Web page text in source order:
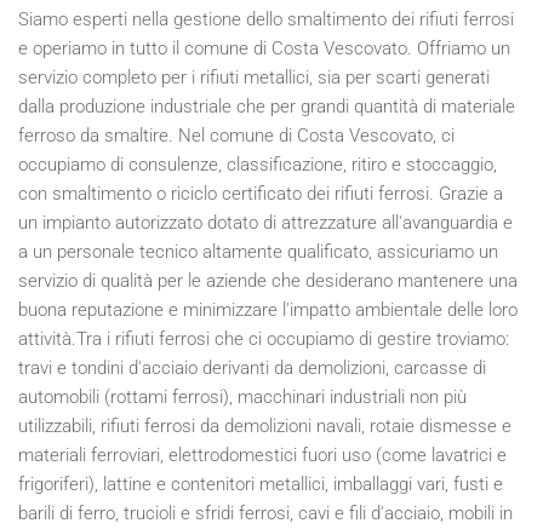
Siamo esperti nella gestione dello smaltimento dei rifiuti ferrosi
e operiamo in tutto il comune di Costa Vescovato. Offriamo un
servizio completo per i rifiuti metallici, sia per scarti generati
dalla produzione industriale che per grandi quantità di materiale
ferroso da smaltire. Nel comune di Costa Vescovato, ci
occupiamo di consulenze, classificazione, ritiro e stoccaggio,
con smaltimento o riciclo certificato dei rifiuti ferrosi. Grazie a
un impianto autorizzato dotato di attrezzature all'avanguardia e
a un personale tecnico altamente qualificato, assicuriamo un
servizio di qualità per le aziende che desiderano mantenere una
buona reputazione e minimizzare l'impatto ambientale delle loro
attività.Tra i rifiuti ferrosi che ci occupiamo di gestire troviamo:
travi e tondini d'acciaio derivanti da demolizioni, carcasse di
automobili (rottami ferrosi), macchinari industriali non più
utilizzabili, rifiuti ferrosi da demolizioni navali, rotaie dismesse e
materiali ferroviari, elettrodomestici fuori uso (come lavatrici e
frigoriferi), lattine e contenitori metallici, imballaggi vari, fusti e
barili di ferro, trucioli e sfridi ferrosi, cavi e fili d'acciaio, mobili in